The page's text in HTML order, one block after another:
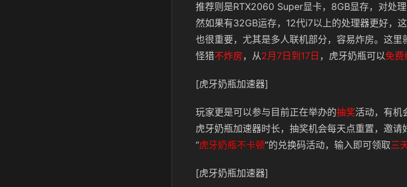
推荐则是RTX2060 Super显卡，8GB显存，对处
然如果有32GB运存，12代i7以上的处理器更好，
也很重要，尤其是多人联机部分，容易炸房。这
怪猎不炸房 ，从2月7日到17日 ，虎牙奶瓶可以免费
[虎牙奶瓶加速器]
玩家更是可以参与目前正在举办的抽奖活动，有机
虎牙奶瓶加速器时长，抽奖机会每天点重置，邀
“虎牙奶瓶不卡顿”的兑换码活动，输入即可领取三
[虎牙奶瓶加速器]